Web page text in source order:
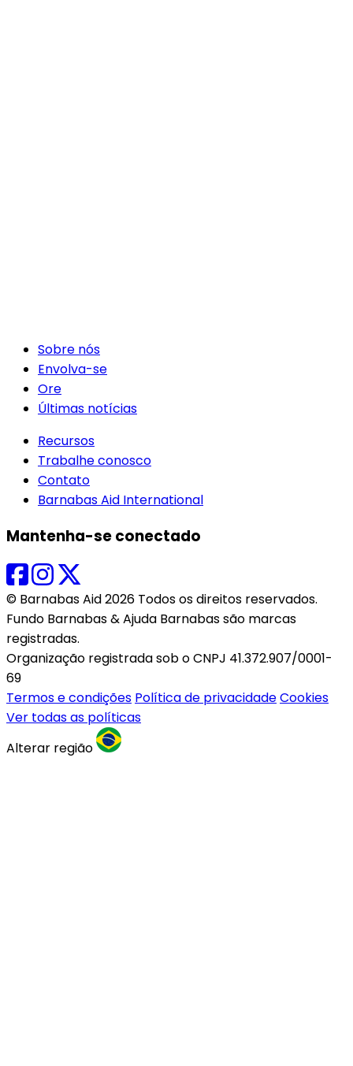
Sobre nós
Envolva-se
Ore
Últimas notícias
Recursos
Trabalhe conosco
Contato
Barnabas Aid International
Mantenha-se conectado
© Barnabas Aid 2026 Todos os direitos reservados.
Fundo Barnabas & Ajuda Barnabas são marcas
registradas.
Organização registrada sob o CNPJ 41.372.907/0001-
69
Termos e condições Política de privacidadeCookies
Ver todas as políticas
Alterar região